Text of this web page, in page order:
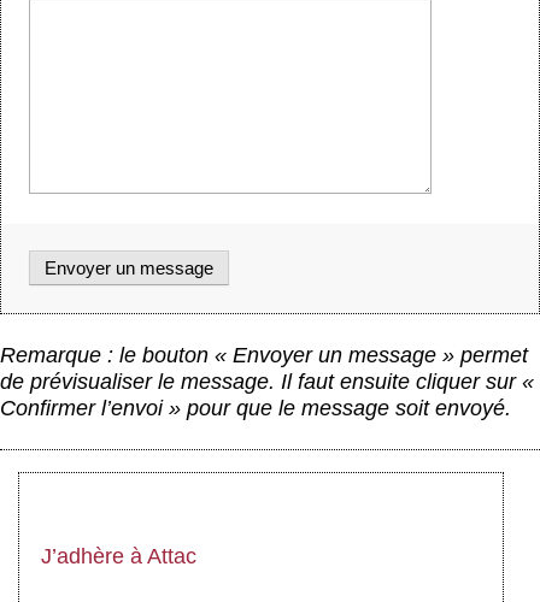
Remarque : le bouton « Envoyer un message » permet
de prévisualiser le message. Il faut ensuite cliquer sur «
Confirmer l’envoi » pour que le message soit envoyé.
J’adhère à Attac